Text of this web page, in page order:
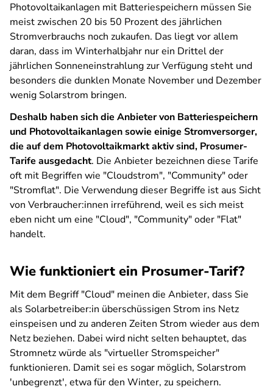
Photovoltaikanlagen mit Batteriespeichern müssen Sie
meist zwischen 20 bis 50 Prozent des jährlichen
Stromverbrauchs noch zukaufen. Das liegt vor allem
daran, dass im Winterhalbjahr nur ein Drittel der
jährlichen Sonneneinstrahlung zur Verfügung steht und
besonders die dunklen Monate November und Dezember
wenig Solarstrom bringen.
Deshalb haben sich die Anbieter von Batteriespeichern
und Photovoltaikanlagen sowie einige Stromversorger,
die auf dem Photovoltaikmarkt aktiv sind, Prosumer-
Tarife ausgedacht. Die Anbieter bezeichnen diese Tarife
oft mit Begriffen wie "Cloudstrom", "Community" oder
"Stromflat". Die Verwendung dieser Begriffe ist aus Sicht
von Verbraucher:innen irreführend, weil es sich meist
eben nicht um eine "Cloud", "Community" oder "Flat"
handelt.
Wie funktioniert ein Prosumer-Tarif?
Mit dem Begriff "Cloud" meinen die Anbieter, dass Sie
als Solarbetreiber:in überschüssigen Strom ins Netz
einspeisen und zu anderen Zeiten Strom wieder aus dem
Netz beziehen. Dabei wird nicht selten behauptet, das
Stromnetz würde als "virtueller Stromspeicher"
funktionieren. Damit sei es sogar möglich, Solarstrom
'unbegrenzt', etwa für den Winter, zu speichern.